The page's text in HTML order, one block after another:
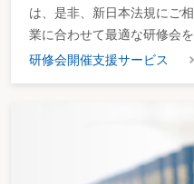
は、是非、新日本法規にご
業に合わせて最適な研修会
研修会開催支援サービス